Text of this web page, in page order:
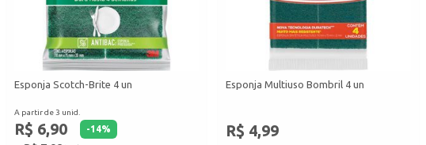
Esponja Scotch-Brite 4 un
A partir de 3 unid.
R$ 6,90 -14%
Esponja Multiuso Bombril 4 un
R$ 4,99